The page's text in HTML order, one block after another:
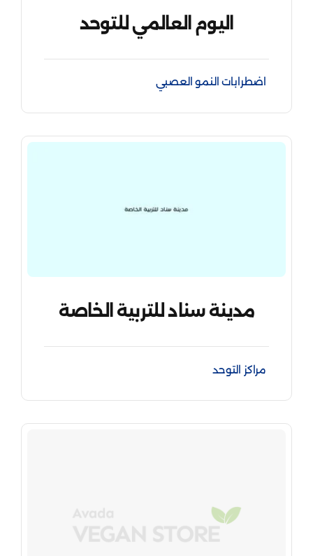
اليوم العالمي للتوحد
اضطرابات النمو العصبي
مدينة سناد للتربية الخاصة
مراكز التوحد